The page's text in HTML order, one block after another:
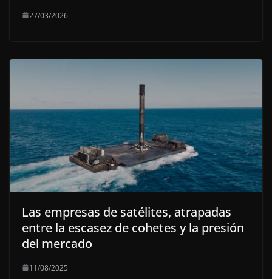
27/03/2026
Las empresas de satélites, atrapadas
entre la escasez de cohetes y la presión
del mercado
11/08/2025